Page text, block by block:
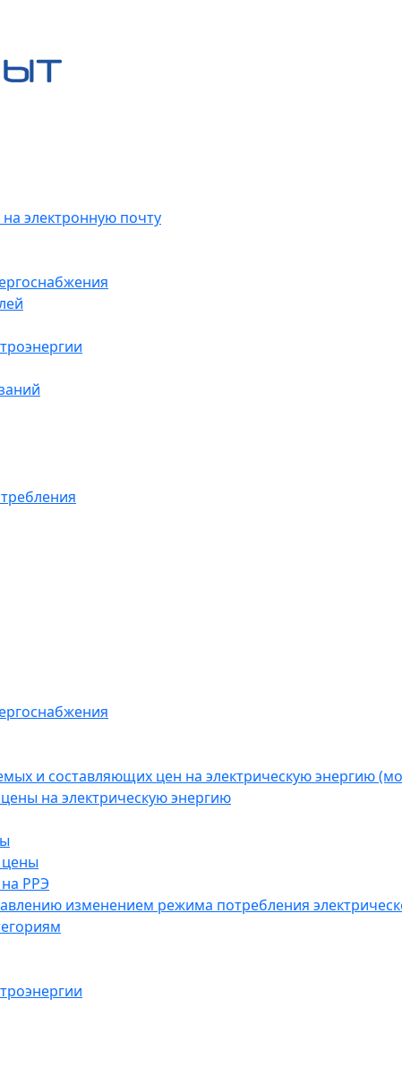
электронную почту
и составляющих цен на электрическую энергию
на электрическую энергию
РРЭ
изменением режима потребления